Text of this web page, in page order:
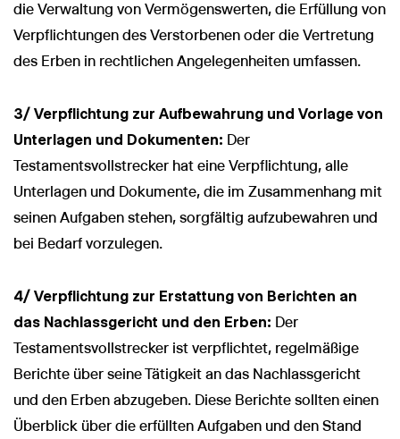
die Verwaltung von Vermögenswerten, die Erfüllung von
Verpflichtungen des Verstorbenen oder die Vertretung
des Erben in rechtlichen Angelegenheiten umfassen.
3/ Verpflichtung zur Aufbewahrung und Vorlage von
Unterlagen und Dokumenten: Der
Testamentsvollstrecker hat eine Verpflichtung, alle
Unterlagen und Dokumente, die im Zusammenhang mit
seinen Aufgaben stehen, sorgfältig aufzubewahren und
bei Bedarf vorzulegen.
4/ Verpflichtung zur Erstattung von Berichten an
das Nachlassgericht und den Erben: Der
Testamentsvollstrecker ist verpflichtet, regelmäßige
Berichte über seine Tätigkeit an das Nachlassgericht
und den Erben abzugeben. Diese Berichte sollten einen
Überblick über die erfüllten Aufgaben und den Stand